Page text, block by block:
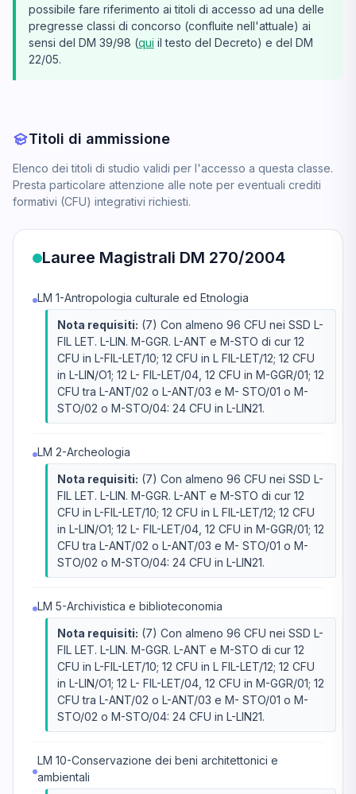
possibile fare riferimento ai titoli di accesso ad una delle
pregresse classi di concorso (confluite nell'attuale) ai
sensi del DM 39/98 (qui il testo del Decreto) e del DM
22/05.
Titoli di ammissione
Elenco dei titoli di studio validi per l'accesso a questa classe.
Presta particolare attenzione alle note per eventuali crediti
formativi (CFU) integrativi richiesti.
Lauree Magistrali DM 270/2004
LM 1-Antropologia culturale ed Etnologia
Nota requisiti: (7) Con almeno 96 CFU nei SSD L-
FIL LET. L-LIN. M-GGR. L-ANT e M-STO di cur 12
CFU in L-FIL-LET/10; 12 CFU in L FIL-LET/12; 12 CFU
in L-LIN/O1; 12 L- FIL-LET/04, 12 CFU in M-GGR/01; 12
CFU tra L-ANT/02 o L-ANT/03 e M- STO/01 o M-
STO/02 o M-STO/04: 24 CFU in L-LIN21.
LM 2-Archeologia
Nota requisiti: (7) Con almeno 96 CFU nei SSD L-
FIL LET. L-LIN. M-GGR. L-ANT e M-STO di cur 12
CFU in L-FIL-LET/10; 12 CFU in L FIL-LET/12; 12 CFU
in L-LIN/O1; 12 L- FIL-LET/04, 12 CFU in M-GGR/01; 12
CFU tra L-ANT/02 o L-ANT/03 e M- STO/01 o M-
STO/02 o M-STO/04: 24 CFU in L-LIN21.
LM 5-Archivistica e biblioteconomia
Nota requisiti: (7) Con almeno 96 CFU nei SSD L-
FIL LET. L-LIN. M-GGR. L-ANT e M-STO di cur 12
CFU in L-FIL-LET/10; 12 CFU in L FIL-LET/12; 12 CFU
in L-LIN/O1; 12 L- FIL-LET/04, 12 CFU in M-GGR/01; 12
CFU tra L-ANT/02 o L-ANT/03 e M- STO/01 o M-
STO/02 o M-STO/04: 24 CFU in L-LIN21.
LM 10-Conservazione dei beni architettonici e
ambientali